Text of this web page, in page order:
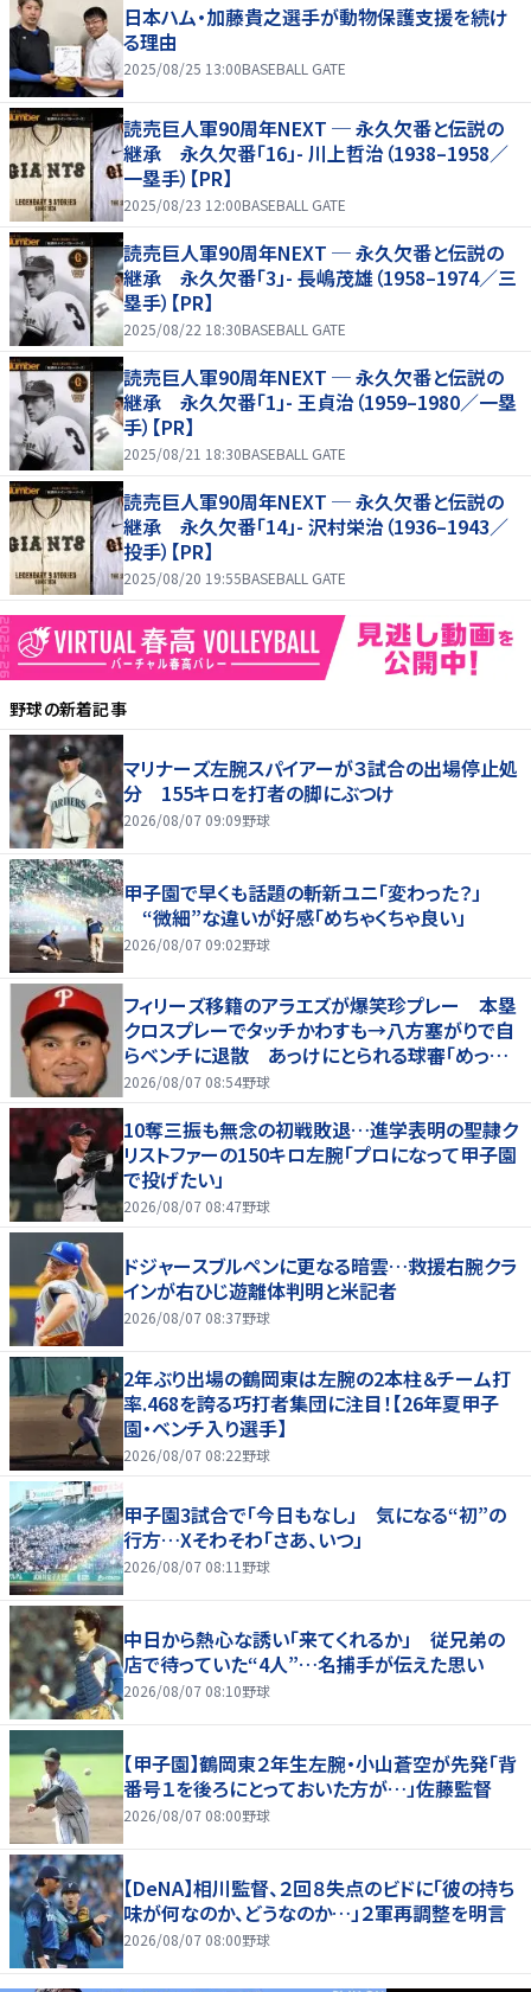
日本ハム・加藤貴之選手が動物保護支援を続け
る理由
2025/08/25 13:00BASEBALL GATE
読売巨人軍90周年NEXT ─ 永久欠番と伝説の
継承 永久欠番「16」- 川上哲治（1938–1958／
一塁手）【PR】
2025/08/23 12:00BASEBALL GATE
読売巨人軍90周年NEXT ─ 永久欠番と伝説の
継承 永久欠番「3」- 長嶋茂雄（1958–1974／三
塁手）【PR】
2025/08/22 18:30BASEBALL GATE
読売巨人軍90周年NEXT ─ 永久欠番と伝説の
継承 永久欠番「1」- 王貞治（1959–1980／一塁
手）【PR】
2025/08/21 18:30BASEBALL GATE
読売巨人軍90周年NEXT ─ 永久欠番と伝説の
継承 永久欠番「14」- 沢村栄治（1936–1943／
投手）【PR】
2025/08/20 19:55BASEBALL GATE
野球の新着記事
マリナーズ左腕スパイアーが３試合の出場停止処
分 155キロを打者の脚にぶつけ
2026/08/07 09:09野球
甲子園で早くも話題の斬新ユニ「変わった？」
“微細”な違いが好感「めちゃくちゃ良い」
2026/08/07 09:02野球
フィリーズ移籍のアラエズが爆笑珍プレー 本塁
クロスプレーでタッチかわすも→八方塞がりで自
らベンチに退散 あっけにとられる球審「めっちゃ
笑った」
2026/08/07 08:54野球
10奪三振も無念の初戦敗退…進学表明の聖隷ク
リストファーの150キロ左腕「プロになって甲子園
で投げたい」
2026/08/07 08:47野球
ドジャースブルペンに更なる暗雲…救援右腕クラ
インが右ひじ遊離体判明と米記者
2026/08/07 08:37野球
2年ぶり出場の鶴岡東は左腕の2本柱＆チーム打
率.468を誇る巧打者集団に注目！【26年夏甲子
園・ベンチ入り選手】
2026/08/07 08:22野球
甲子園3試合で「今日もなし」 気になる“初”の
行方…Xそわそわ「さあ、いつ」
2026/08/07 08:11 野球
中日から熱心な誘い「来てくれるか」 従兄弟の
店で待っていた“4人”…名捕手が伝えた思い
2026/08/07 08:10野球
【甲子園】鶴岡東２年生左腕・小山蒼空が先発「背
番号１を後ろにとっておいた方が…」佐藤監督
2026/08/07 08:00野球
【DeNA】相川監督、２回８失点のビドに「彼の持ち
味が何なのか、どうなのか…」２軍再調整を明言
2026/08/07 08:00野球